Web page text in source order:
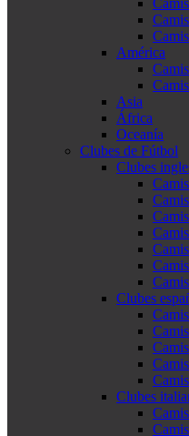
América
Asia
África
Oceanía
Clubes de Fútbol
Clubes
Clubes
Clubes